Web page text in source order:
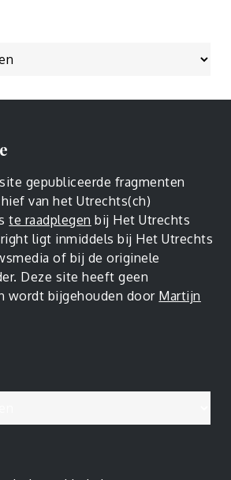
gepubliceerde fragmenten
van het Utrechts(ch)
te raadplegen bij Het Utrechts
ligt inmiddels bij Het Utrechts
of bij de originele
Deze site heeft geen
wordt bijgehouden door Martijn